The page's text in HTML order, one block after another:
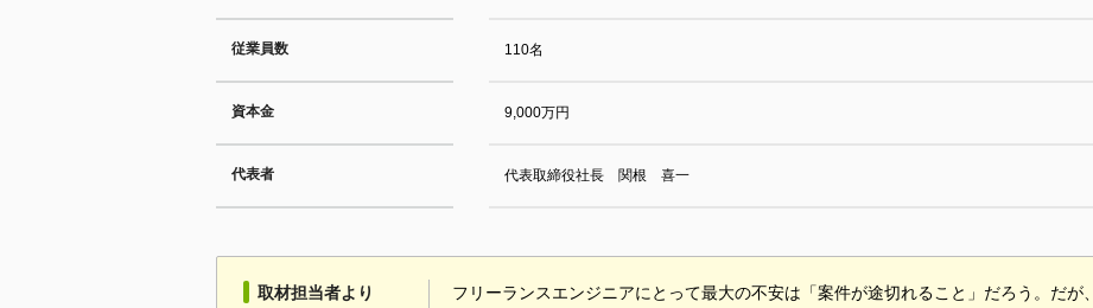
従業員数 110名
資本金 9,000万円
代表者 代表取締役社長 関根 喜一
取材担当者より
フリーランスエンジニアにとって最大の不安は「案件が途切れること」だろう。だが